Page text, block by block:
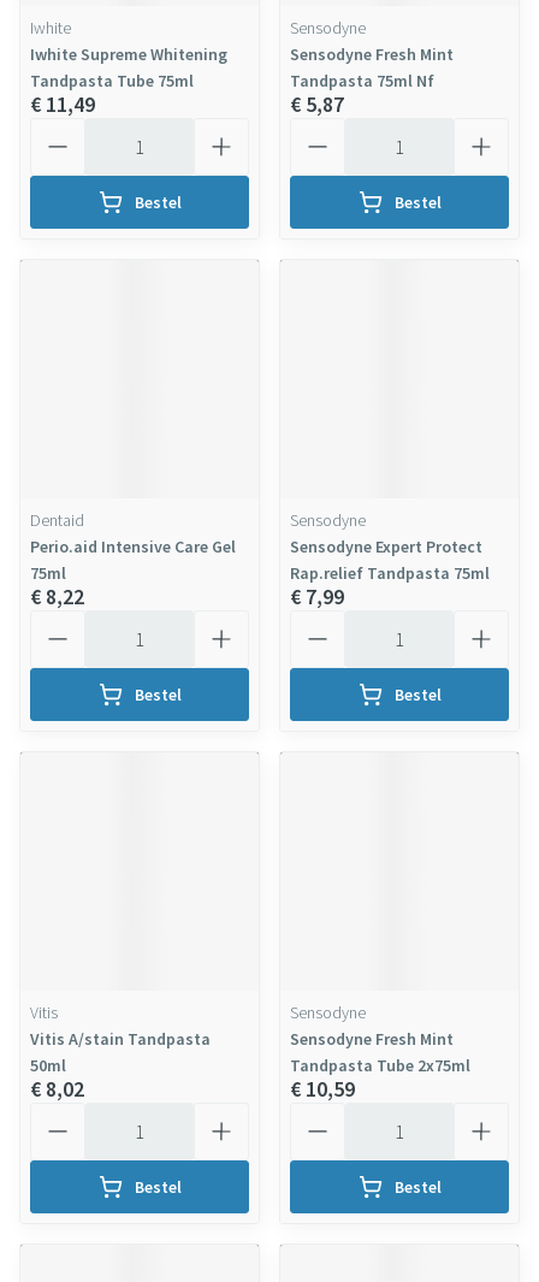
Iwhite
Iwhite Supreme Whitening
Tandpasta Tube 75ml
€ 11,49
Bestel
Sensodyne
Sensodyne Fresh Mint
Tandpasta 75ml Nf
€ 5,87
Bestel
Dentaid
Perio.aid Intensive Care Gel
75ml
€ 8,22
Bestel
Sensodyne
Sensodyne Expert Protect
Rap.relief Tandpasta 75ml
€ 7,99
Bestel
Vitis
Vitis A/stain Tandpasta
50ml
€ 8,02
Bestel
Sensodyne
Sensodyne Fresh Mint
Tandpasta Tube 2x75ml
€ 10,59
Bestel